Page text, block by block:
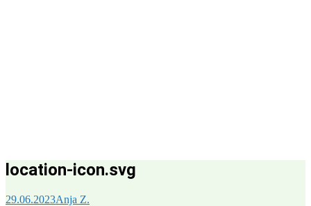
location-icon.svg
29.06.2023Anja Z.